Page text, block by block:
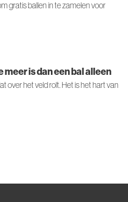
gratis ballen in te zamelen voor
is dan een bal alleen
over het veld rolt. Het is het hart van